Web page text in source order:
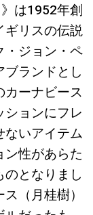
》は1952年創
ギリスの伝説
・ジョン・ペ
ランドとし
ーナビース
ションにフレ
ないアイテム
性があらた
となりまし
（月桂樹）